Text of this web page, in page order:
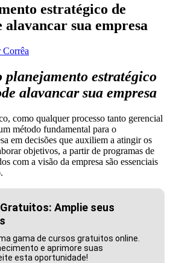
estratégico de
sua empresa
planejamento estratégico
alavancar sua empresa
como qualquer processo tanto gerencial
método fundamental para o
em decisões que auxiliem a atingir os
objetivos, a partir de programas de
com a visão da empresa são essenciais
Amplie seus
gama de cursos gratuitos online.
e aprimore suas
esta oportunidade!